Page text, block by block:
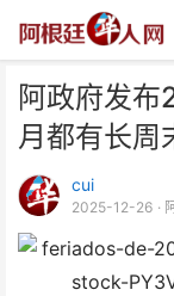
阿政府发
月都有长周
cui
2025-12-26 ·
阿政府发布